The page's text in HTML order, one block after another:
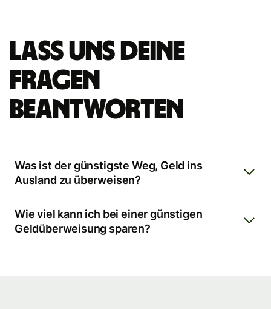
Lass uns deine
Fragen
beantworten
Was ist der günstigste Weg, Geld ins
Ausland zu überweisen?
Wie viel kann ich bei einer günstigen
Geldüberweisung sparen?